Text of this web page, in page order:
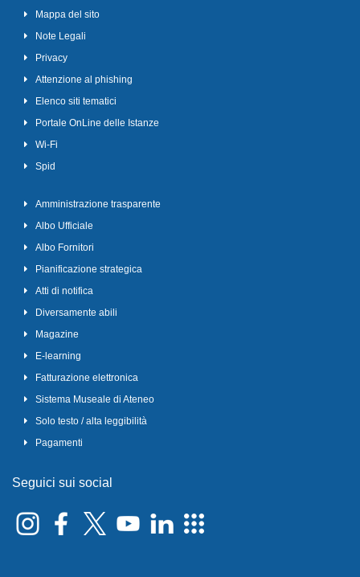
Mappa del sito
Note Legali
Privacy
Attenzione al phishing
Elenco siti tematici
Portale OnLine delle Istanze
Wi-Fi
Spid
Amministrazione trasparente
Albo Ufficiale
Albo Fornitori
Pianificazione strategica
Atti di notifica
Diversamente abili
Magazine
E-learning
Fatturazione elettronica
Sistema Museale di Ateneo
Solo testo / alta leggibilità
Pagamenti
Seguici sui social